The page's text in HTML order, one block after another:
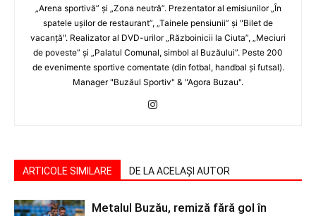
„Arena sportivă” şi „Zona neutră”. Prezentator al emisiunilor „În
spatele uşilor de restaurant”, „Tainele pensiunii” şi "Bilet de
vacanţă". Realizator al DVD-urilor „Războinicii la Ciuta”, „Meciuri
de poveste” şi „Palatul Comunal, simbol al Buzăului”. Peste 200
de evenimente sportive comentate (din fotbal, handbal şi futsal).
Manager "Buzăul Sportiv" & "Agora Buzau".
ARTICOLE SIMILARE DE LA ACELAȘI AUTOR
Metalul Buzău, remiză fără gol în